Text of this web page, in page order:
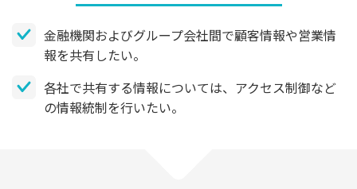
金融機関およびグループ会社間で顧客情報や営業情
報を共有したい。
各社で共有する情報については、アクセス制御など
の情報統制を行いたい。